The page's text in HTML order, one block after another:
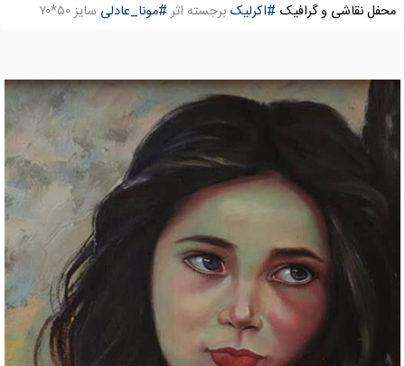
محفل نقاشی و گرافیک #اکرلیک برجسته اثر#مونا_عادلی سایز ۵۰*۷۰